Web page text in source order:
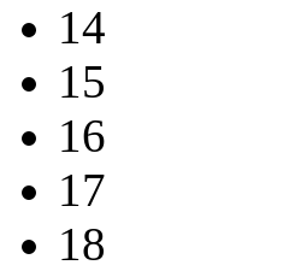
14
15
16
17
18